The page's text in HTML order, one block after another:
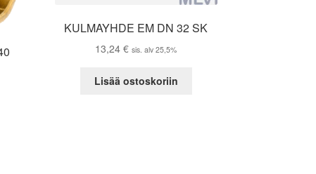
KULMAYHDE EM DN 32 SK
13,24€ sis. alv 25,5%
Lisää ostoskoriin